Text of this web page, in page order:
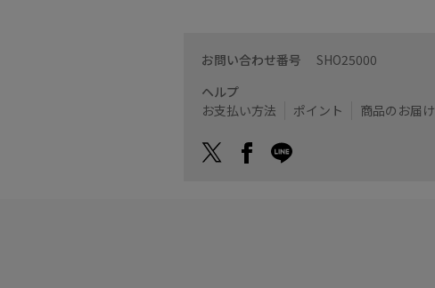
お問い合わせ番号 SHO25000
ヘルプ
お支払い方法
ポイント 商品のお届け